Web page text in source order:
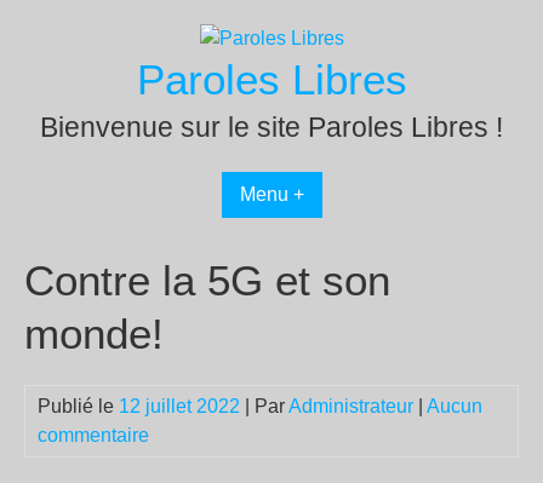
Paroles Libres
Bienvenue sur le site Paroles Libres !
Menu +
Contre la 5G et son
monde!
Publié le 12 juillet 2022 | ParAdministrateur
Aucun
commentaire